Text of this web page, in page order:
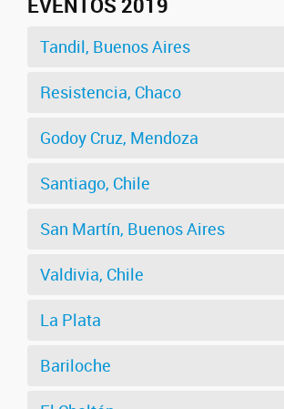
Tandil, Buenos Aires
Resistencia, Chaco
Godoy Cruz, Mendoza
Santiago, Chile
San Martín, Buenos Aires
Valdivia, Chile
La Plata
Bariloche